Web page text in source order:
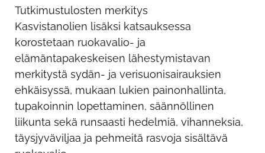
Tutkimustulosten merkitys
Kasvistanolien lisäksi katsauksessa
korostetaan ruokavalio- ja
elämäntapakeskeisen lähestymistavan
merkitystä sydän- ja verisuonisairauksien
ehkäisyssä, mukaan lukien painonhallinta,
tupakoinnin lopettaminen, säännöllinen
liikunta sekä runsaasti hedelmiä, vihanneksia,
täysjyväviljaa ja pehmeitä rasvoja sisältävä